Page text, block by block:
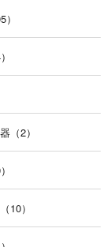
（2）
10）